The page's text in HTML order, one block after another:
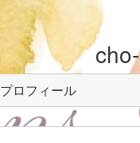
プロフィール